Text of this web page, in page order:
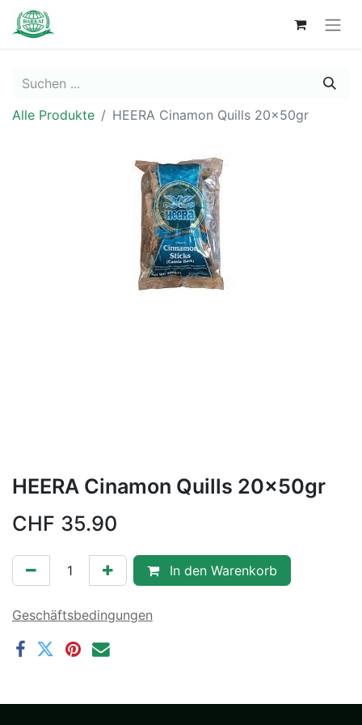
Alle Produkte HEERA Cinamon Quills 20x50gr
HEERA Cinamon Quills 20x50gr
CHF 35.90
In den Warenkorb
Geschäftsbedingungen